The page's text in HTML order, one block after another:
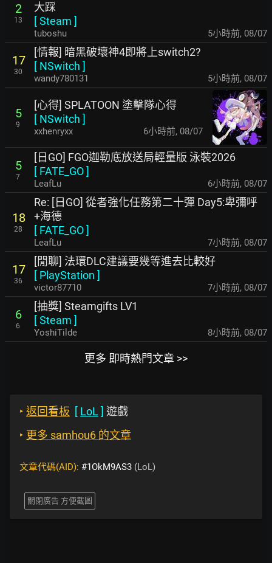
2
13
大踩
[Steam ]
tuboshu 5小時前, 08/07
17
30
[情報] 暗黑破壞神4即將上switch2?
[ NSwitch ]
wandy780131 5小時前, 08/07
5
9
[心得] SPLATOON 塗擊隊心得
[ NSwitch ]
xxhenryxx 6小時前, 08/07
5
7
[日GO] FGO迦勒底放送局輕量版 泳裝2026
[ FATE_GO]
LeafLu 6小時前, 08/07
18
28
Re: [日GO] 從者強化任務第二十彈 Day5:卑彌呼
+海德
[ FATE_GO]
LeafLu 7小時前, 08/07
17
36
[閒聊] 法環DLC建議要幾等進去比較好
[ PlayStation ]
victor87710 7小時前, 08/07
6
6
[抽獎] Steamgifts LV1
[Steam ]
YoshiTilde 8小時前, 08/07
更多 即時熱門文章 >>
‣ 返回看板 [ LoL ] 遊戲
‣ 更多 samhou6 的文章
文章代碼(AID): #1OkM9AS3 (LoL)
關閉廣告 方便截圖